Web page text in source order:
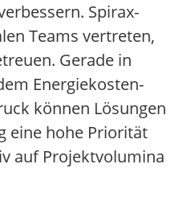
Spirax-
Teams vertreten,
Gerade in
Energiekosten-
können Lösungen
eine hohe Priorität
auf Projektvolumina